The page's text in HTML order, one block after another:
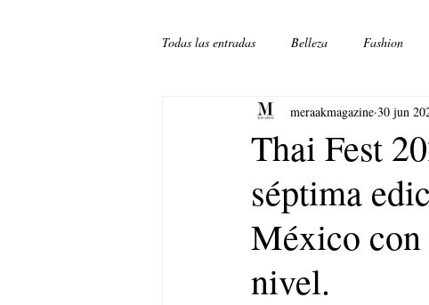
Todas las entradas Belleza Fashion
Música. Arte
Thai Fest
séptima
México con
nivel.
meraakmagazine 30 jun